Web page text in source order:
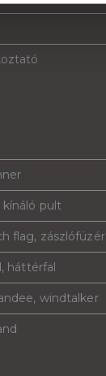
kínáló pult
flag, zászlófüzér
háttérfal
windtalker